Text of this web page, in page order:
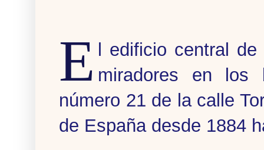
E l edificio central
miradores en los
número 21 de la calle
de España desde 1884